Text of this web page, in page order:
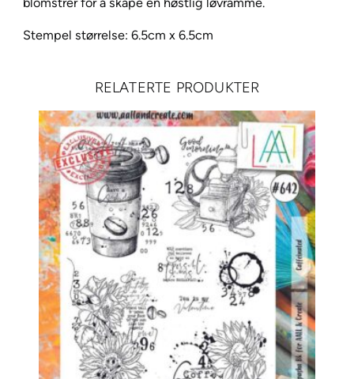
0
n
t
a
l
l
Stempel størrelse: 6.5cm x 6.5cm
RELATERTE PRODUKTER